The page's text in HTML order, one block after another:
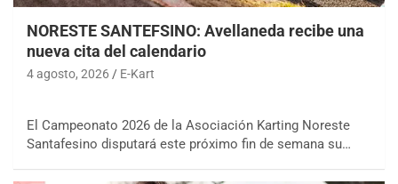
NORESTE SANTEFSINO: Avellaneda recibe una
nueva cita del calendario
4 agosto, 2026 E-Kart
El Campeonato 2026 de la Asociación Karting Noreste
Santafesino disputará este próximo fin de semana su…